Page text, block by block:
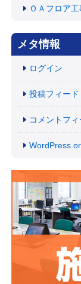
ＯＡフロア工
メタ情報
ログイン
投稿フィード
コメントフィ